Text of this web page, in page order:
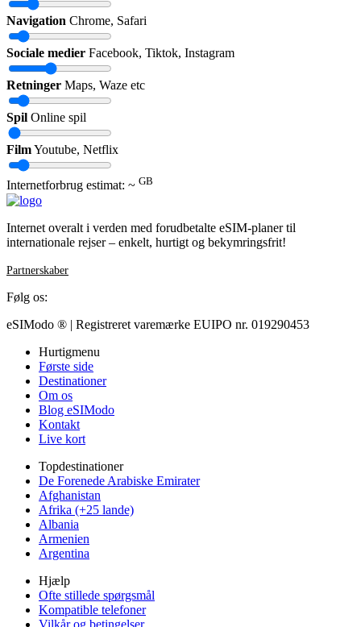
Navigation Chrome, Safari
Sociale medier Facebook, Tiktok, Instagram
Retninger Maps, Waze etc
Spil Online spil
FilmYoutube, Netflix
Internetforbrug estimat: ~ GB
Internet overalt i verden med forudbetalte eSIM-planer til
internationale rejser – enkelt, hurtigt og bekymringsfrit!
Partnerskaber
Følg os:
eSIModo ® | Registreret varemærke EUIPO nr. 019290453
Hurtigmenu
Første side
Destinationer
Om os
Blog eSIModo
Kontakt
Live kort
Topdestinationer
De Forenede Arabiske Emirater
Afghanistan
Afrika (+25 lande)
Albania
Armenien
Argentina
Hjælp
Ofte stillede spørgsmål
Kompatible telefoner
Vilkår og betingelser